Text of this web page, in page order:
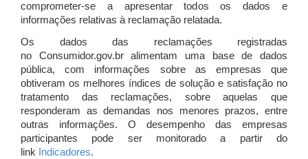
comprometer-se a apresentar todos os dados e
informações relativas à reclamação relatada.
Os dados das reclamações registradas
no Consumidor.gov.br alimentam uma base de dados
pública, com informações sobre as empresas que
obtiveram os melhores índices de solução e satisfação no
tratamento das reclamações, sobre aquelas que
responderam as demandas nos menores prazos, entre
outras informações. O desempenho das empresas
participantes pode ser monitorado a partir do
link Indicadores.